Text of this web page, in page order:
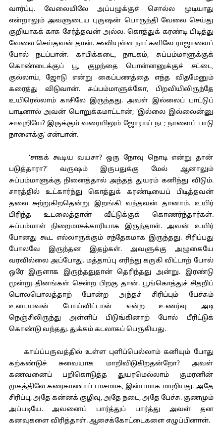
வார்ப்பு. வேலையிலே அப்பழுக்குச் சொல்ல முடியாது
என்றாலும் அவளுடைய புருஷன் பொருந்தி வேலை செய்து
குறியாகக் காசு சேர்த்தவன் அல்ல. கொத்துக் கரண்டி பிடித்து
வேலை செய்தவன் தான். கூலியுள்ள நாட்களிலே ராஜாவைப்
போல் நடப்பான். காபிக்கடை, நாடகம், சுப்பம்மாளுக்குக்
கொண்டைக்குப் பூ, குழந்தை பொன்னனுக்குச் சட்டை,
குல்லாய், ஜோடு என்று கைப்பணத்தை எந்த விதமேனும்
கரைத்து விடுவான். சுப்பம்மாளுக்கோ, பிறவியிலிருந்தே
உயிரெல்லாம் காசிலே இருந்தது. அவள் இல்லைப் பாட்டுப்
பாடினால் அவன் பொறுக்கமாட்டான்; ‘இல்லை இல்லைன்னு
சாவுறியே? இருக்கும் வரையிலும் ஜோராய் நட; நாளைப் பாடு
நாளைக்கு’ என்பான்.
‘சாகக் கூடிய வயசா? ஒரு நோவு நொடி என்று தான்
படுத்தாரா?’ வருஷம் இருபதுக்கு மேல் ஆனாலும்
சுப்பம்மாளுக்கு நினைத்தால் அந்தத் துயரம் கனிந்து விடும்.
சாரத்தில் உட்கார்ந்து கொத்துக் கரண்டியைப் பிடித்தவன்
தலை சுற்றுகிறதென்று இறங்கி வந்தவன் தானாம். உயிர்
பிரிந்த உடலைத்தான் வீட்டுக்குக் கொணர்ந்தார்கள்.
சுப்பம்மாள் நிறைமாசக்காரியாக இருந்தாள். அவன் உயிர்
போனது கூட எல்லாருக்கும் சந்தேகமாக இருந்தது. சிரிப்பது
போலவே இருந்தன இதழ்கள். அவளுக்கு அழுகையே
வரவில்லை அப்போது. மத்தாப்பு எரிந்து கருகி விட்டாற் போல்
ஒரே இருளாக இருந்ததுதான் தெரிந்தது அன்று. இரண்டு
மூன்று தினங்கள் சென்ற பிறகு தான். பூங்கொத்துச் சிதறிப்
பொலபொலத்தாற் போன்ற அந்தச் சிரிப்பும் பேச்சும்
உடையவன் போய்விட்டான் என்ற உணர்வு அடி
நெஞ்சிலிருந்து அள்ளிப் பிடுங்கினாற் போல் பீரிட்டுக்
கொண்டு வந்தது. துக்கம் கடலாகப் பெருகியது.
காய்ப்பருவத்தில் உள்ள புளிப்பெல்லாம் கனியும் போது
கற்கண்டுச் சுவையாக மாறிவிடுகிறதன்றோ? அவள்
கணவனைப் பறிகொடுத்த துயரமெல்லாம் குமரனின்
முகத்திலே கரைகாணாப் பாசமாக, இன்பமாக மாறியது. அதே
சிரிப்பு, அதே கன்னக் குழிவு, அதே நடை, அதே பேச்சு. குணமும்
அப்படியே. அவனைப் பார்த்துப் பார்த்து அவள் தன
கனவுகளை விரித்தாள். ஆசைக்கோட்டைகளை எழுப்பினாள்.